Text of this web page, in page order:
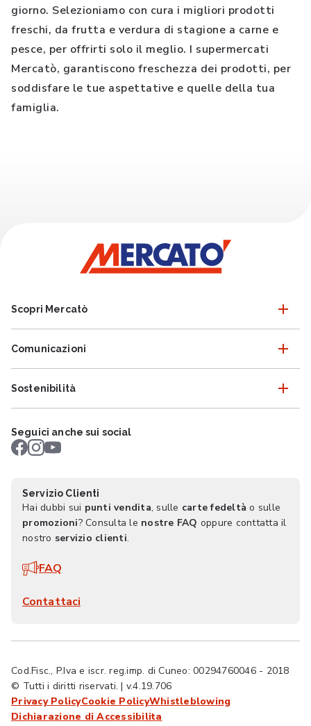
giorno. Selezioniamo con cura i migliori prodotti
freschi, da frutta e verdura di stagione a carne e
pesce, per offrirti solo il meglio. I supermercati
Mercatò, garantiscono freschezza dei prodotti, per
soddisfare le tue aspettative e quelle della tua
famiglia.
Scopri Mercatò
Comunicazioni
Sostenibilità
Seguici anche sui social
Servizio Clienti
Hai dubbi sui punti vendita, sulle carte fedeltà o sulle
promozioni? Consulta le nostre FAQ oppure conttatta il
nostro servizio clienti.
FAQ
Contattaci
Cod.Fisc., P.Iva e iscr. reg.imp. di Cuneo: 00294760046 - 2018
© Tutti i diritti riservati. | v.4.19.706
Privacy PolicyCookie PolicyWhistleblowing
Dichiarazione di Accessibilita